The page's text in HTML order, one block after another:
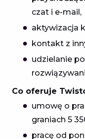
czat i e-mail,
aktywizacja
kontakt z
udzielanie
Co oferuje
umowę o
graniach 5
pracę od